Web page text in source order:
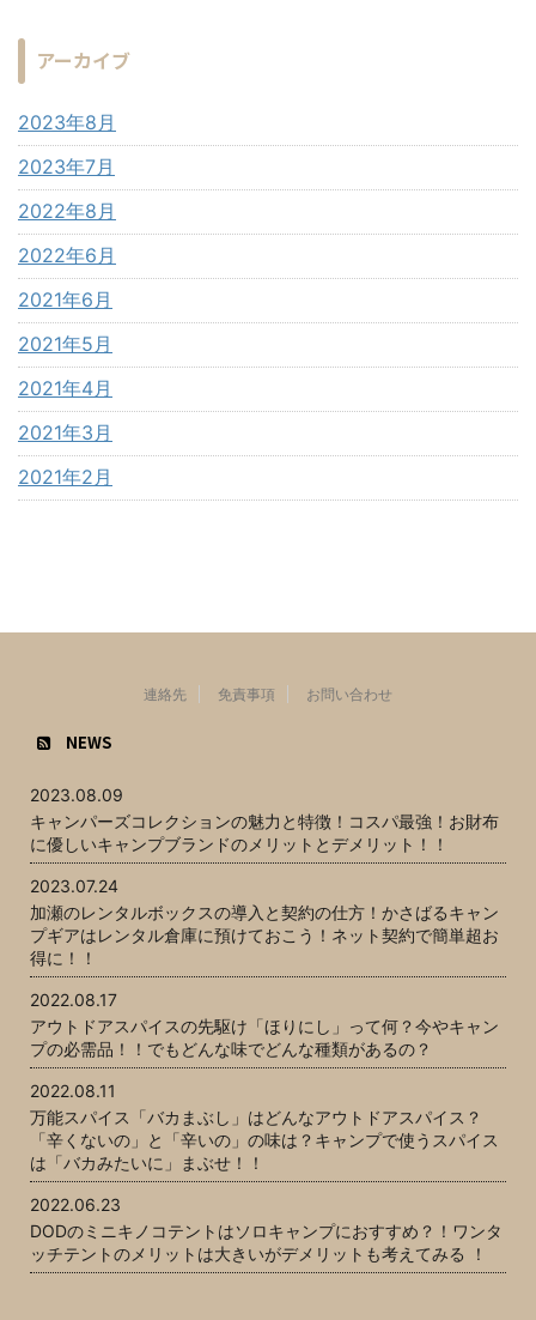
アーカイブ
2023年8月
2023年7月
2022年8月
2022年6月
2021年6月
2021年5月
2021年4月
2021年3月
2021年2月
連絡先 免責事項 お問い合わせ
NEWS
2023.08.09
キャンパーズコレクションの魅力と特徴！コスパ最強！お財布
に優しいキャンプブランドのメリットとデメリット！！
2023.07.24
加瀬のレンタルボックスの導入と契約の仕方！かさばるキャン
プギアはレンタル倉庫に預けておこう！ネット契約で簡単超お
得に！！
2022.08.17
アウトドアスパイスの先駆け「ほりにし」って何？今やキャン
プの必需品！！でもどんな味でどんな種類があるの？
2022.08.11
万能スパイス「バカまぶし」はどんなアウトドアスパイス？
「辛くないの」と「辛いの」の味は？キャンプで使うスパイス
は「バカみたいに」まぶせ！！
2022.06.23
DODのミニキノコテントはソロキャンプにおすすめ？！ワンタ
ッチテントのメリットは大きいがデメリットも考えてみる ！